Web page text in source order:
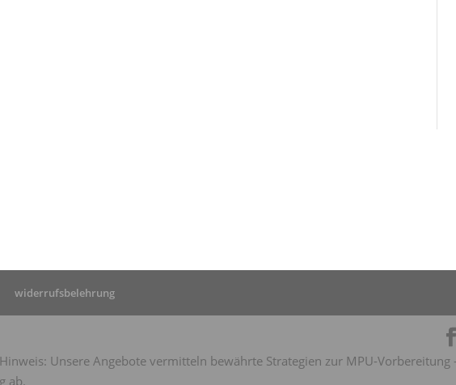
widerrufsbelehrung
Unsere Angebote vermitteln bewährte Strategien zur MPU-
ab.